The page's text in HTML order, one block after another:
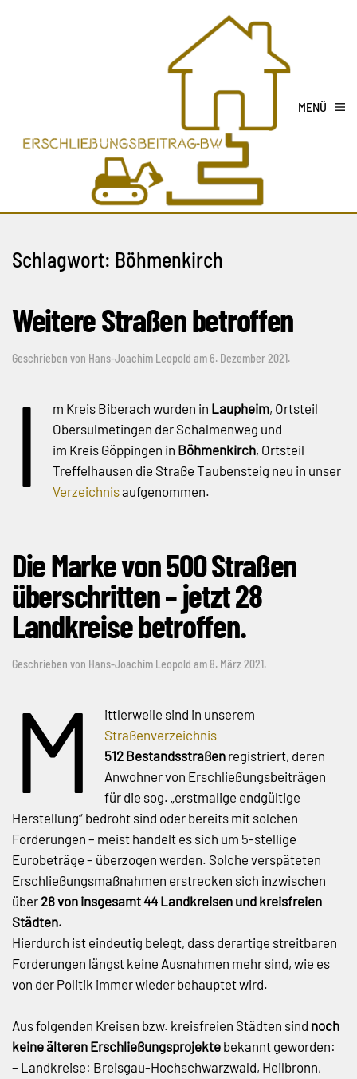
MENÜ
Schlagwort: Böhmenkirch
Weitere Straßen betroffen
Geschrieben von Hans-Joachim Leopold am6. Dezember 2021.
I m Kreis Biberach wurden in Laupheim, Ortsteil
Obersulmetingen der Schalmenweg und
im Kreis Göppingen in Böhmenkirch, Ortsteil
Treffelhausen die Straße Taubensteig neu in unser
Verzeichnisaufgenommen.
Die Marke von 500 Straßen
überschritten – jetzt 28
Landkreise betroffen.
Geschrieben von Hans-Joachim Leopold am8. März 2021.
M
ittlerweile sind in unserem
Straßenverzeichnis
512 Bestandsstraßen registriert, deren
Anwohner von Erschließungsbeiträgen
für die sog. „erstmalige endgültige
Herstellung“ bedroht sind oder bereits mit solchen
Forderungen – meist handelt es sich um 5-stellige
Eurobeträge – überzogen werden. Solche verspäteten
Erschließungsmaßnahmen erstrecken sich inzwischen
über 28 von insgesamt 44 Landkreisen und kreisfreien
Städten.
Hierdurch ist eindeutig belegt, dass derartige streitbaren
Forderungen längst keine Ausnahmen mehr sind, wie es
von der Politik immer wieder behauptet wird.
Aus folgenden Kreisen bzw. kreisfreien Städten sind noch
keine älteren Erschließungsprojekte bekannt geworden:
– Landkreise: Breisgau-Hochschwarzwald, Heilbronn,